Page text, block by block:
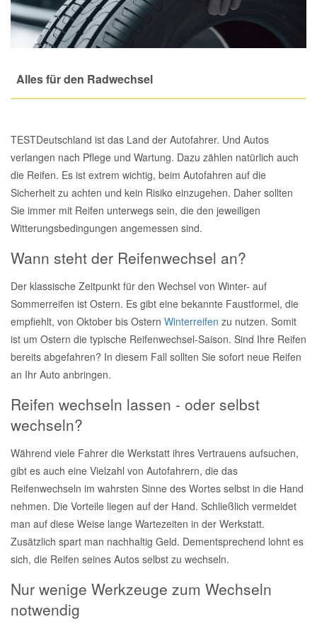
Alles für den Radwechsel
TESTDeutschland ist das Land der Autofahrer. Und Autos
verlangen nach Pflege und Wartung. Dazu zählen natürlich auch
die Reifen. Es ist extrem wichtig, beim Autofahren auf die
Sicherheit zu achten und kein Risiko einzugehen. Daher sollten
Sie immer mit Reifen unterwegs sein, die den jeweiligen
Witterungsbedingungen angemessen sind.
Wann steht der Reifenwechsel an?
Der klassische Zeitpunkt für den Wechsel von Winter- auf
Sommerreifen ist Ostern. Es gibt eine bekannte Faustformel, die
empfiehlt, von Oktober bis Ostern Winterreifen zu nutzen. Somit
ist um Ostern die typische Reifenwechsel-Saison. Sind Ihre Reifen
bereits abgefahren? In diesem Fall sollten Sie sofort neue Reifen
an Ihr Auto anbringen.
Reifen wechseln lassen - oder selbst
wechseln?
Während viele Fahrer die Werkstatt ihres Vertrauens aufsuchen,
gibt es auch eine Vielzahl von Autofahrern, die das
Reifenwechseln im wahrsten Sinne des Wortes selbst in die Hand
nehmen. Die Vorteile liegen auf der Hand. Schließlich vermeidet
man auf diese Weise lange Wartezeiten in der Werkstatt.
Zusätzlich spart man nachhaltig Geld. Dementsprechend lohnt es
sich, die Reifen seines Autos selbst zu wechseln.
Nur wenige Werkzeuge zum Wechseln
notwendig
Heizung und Klimaanlage
Kühlung
Lenkung
Motor
Innenausstattung
Riementrieb
Scheibenreinigung
Montage
Rostlöser
Scheibenkleber
Schmiermittel
Total Motoröle
Druckluft Werkzeuge
Halterung Abgasstrang
Handwerkzeuge
Kfz Spezialwerkzeuge
Leitungsverbinder
Motortechnik Werkzeuge
Prüf- und Messwerkzeuge
Reparatur-Zubehör
Karosserie Werkzeug
Glühlampen
Kofferraumwanne
Ladetechnik für Elektroautos
Marderschutz
Nachrüstwischer
Pannenhilfe
Reifen Zubehör
Schlüsselgehäuse
Werkstattbedarf
Winter-Autozubehör
VW Ersatzteile
Alfa Romeo Ersatzteile
Audi Ersatzteile
BMW Ersatzteile
Chevrolet Ersatzteile
Chrysler Ersatzteile
Cupra Ersatzteile
Daewoo Ersatzteile
Daihatsu Ersatzteile
Dodge Ersatzteile
Hyundai Ersatzteile
Jeep Ersatzteile
Kia Ersatzteile